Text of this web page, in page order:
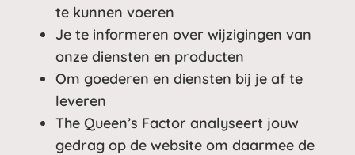
te kunnen voeren
Je te informeren over wijzigingen van
onze diensten en producten
Om goederen en diensten bij je af te
leveren
The Queen’s Factor analyseert jouw
gedrag op de website om daarmee de